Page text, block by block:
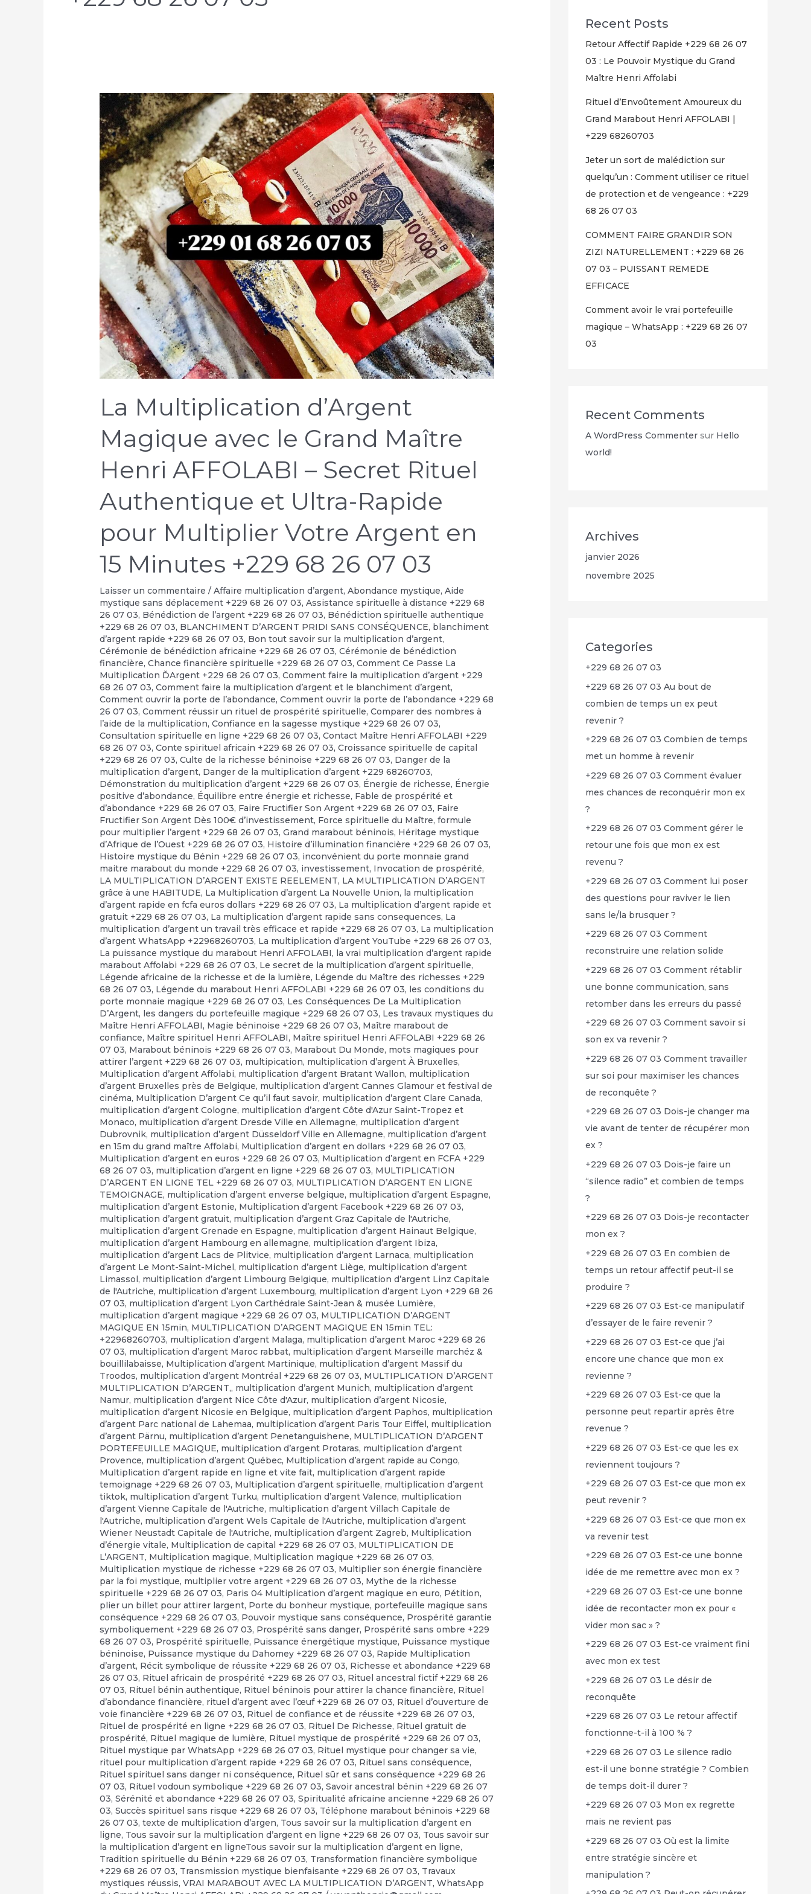
La Multiplication d’Argent
Magique avec le Grand Maître
Henri AFFOLABI – Secret Rituel
Authentique et Ultra-Rapide
pour Multiplier Votre Argent en
15 Minutes +229 68 26 07 03
Laisser un commentaire /Affaire multiplication d’argent,Abondance mystique,Aide
mystique sans déplacement +229 68 26 07 03,Assistance spirituelle à distance +229 68
26 07 03, Bénédiction de l’argent +229 68 26 07 03, Bénédiction spirituelle authentique
+229 68 26 07 03, BLANCHIMENT D’ARGENT PRIDI SANS CONSÉQUENCE, blanchiment
d’argent rapide +229 68 26 07 03, Bon tout savoir sur la multiplication d’argent,
Cérémonie de bénédiction africaine +229 68 26 07 03,Cérémonie de bénédiction
financière,Chance financière spirituelle +229 68 26 07 03,Comment Ce Passe La
Multiplication ĎArgent +229 68 26 07 03,Comment faire la multiplication d’argent +229
68 26 07 03,Comment faire la multiplication d’argent et le blanchiment d’argent,
Comment ouvrir la porte de l’abondance,Comment ouvrir la porte de l’abondance +229 68
26 07 03,Comment réussir un rituel de prospérité spirituelle,Comparer des nombres à
l’aide de la multiplication,Confiance en la sagesse mystique +229 68 26 07 03,
Consultation spirituelle en ligne +229 68 26 07 03,Contact Maître Henri AFFOLABI +229
68 26 07 03,Conte spirituel africain +229 68 26 07 03,Croissance spirituelle de capital
+229 68 26 07 03,Culte de la richesse béninoise +229 68 26 07 03, Danger de la
multiplication d’argent, Danger de la multiplication d’argent +229 68260703,
Démonstration du multiplication d’argent +229 68 26 07 03, Énergie de richesse, Énergie
positive d’abondance, Équilibre entre énergie et richesse, Fable de prospérité et
d’abondance +229 68 26 07 03, Faire Fructifier Son Argent +229 68 26 07 03, Faire
Fructifier Son Argent Dès 100€ d’investissement, Force spirituelle du Maître,formule
pour multiplier l’argent +229 68 26 07 03,Grand marabout béninois, Héritage mystique
d’Afrique de l’Ouest +229 68 26 07 03, Histoire d’illumination financière +229 68 26 07 03,
Histoire mystique du Bénin +229 68 26 07 03, inconvénient du porte monnaie grand
maitre marabout du monde +229 68 26 07 03, investissement, Invocation de prospérité,
LA MULTIPLICATION D’ARGENT EXISTE REELEMENT, LA MULTIPLICATION D’ARGENT
grâce à une HABITUDE, La Multiplication d’argent La Nouvelle Union, la multiplication
d’argent rapide en fcfa euros dollars +229 68 26 07 03, La multiplication d’argent rapide et
gratuit +229 68 26 07 03, La multiplication d’argent rapide sans consequences, La
multiplication d’argent un travail très efficace et rapide +229 68 26 07 03, La multiplication
d’argent WhatsApp +22968260703, La multiplication d’argent YouTube +229 68 26 07 03,
La puissance mystique du marabout Henri AFFOLABI, la vrai multiplication d’argent rapide
marabout Affolabi +229 68 26 07 03, Le secret de la multiplication d’argent spirituelle,
Légende africaine de la richesse et de la lumière, Légende du Maître des richesses +229
68 26 07 03, Légende du marabout Henri AFFOLABI +229 68 26 07 03, les conditions du
porte monnaie magique +229 68 26 07 03, Les Conséquences De La Multiplication
D’Argent, les dangers du portefeuille magique +229 68 26 07 03, Les travaux mystiques du
Maître Henri AFFOLABI, Magie béninoise +229 68 26 07 03, Maître marabout de
confiance, Maître spirituel Henri AFFOLABI, Maître spirituel Henri AFFOLABI +229 68 26
07 03, Marabout béninois +229 68 26 07 03, Marabout Du Monde, mots magiques pour
attirer l’argent +229 68 26 07 03, multipication, multiplication d’argent À Bruxelles,
Multiplication d’argent Affolabi, multiplication d’argent Bratant Wallon, multiplication
d’argent Bruxelles près de Belgique, multiplication d’argent Cannes Glamour et festival de
cinéma, Multiplication D’argent Ce qu’il faut savoir, multiplication d’argent Clare Canada,
multiplication d’argent Cologne, multiplication d’argent Côte d'Azur Saint-Tropez et
Monaco, multiplication d’argent Dresde Ville en Allemagne, multiplication d’argent
Dubrovnik, multiplication d’argent Düsseldorf Ville en Allemagne, multiplication d’argent
en 15m du grand maître Affolabi, Multiplication d’argent en dollars +229 68 26 07 03,
Multiplication d’argent en euros +229 68 26 07 03, Multiplication d’argent en FCFA +229
68 26 07 03, multiplication d’argent en ligne +229 68 26 07 03, MULTIPLICATION
D’ARGENT EN LIGNE TEL +229 68 26 07 03, MULTIPLICATION D’ARGENT EN LIGNE
TEMOIGNAGE, multiplication d’argent enverse belgique, multiplication d’argent Espagne,
multiplication d’argent Estonie, Multiplication d’argent Facebook +229 68 26 07 03,
multiplication d’argent gratuit, multiplication d’argent Graz Capitale de l'Autriche,
multiplication d’argent Grenade en Espagne, multiplication d’argent Hainaut Belgique,
multiplication d’argent Hambourg en allemagne, multiplication d’argent Ibiza,
multiplication d’argent Lacs de Plitvice, multiplication d’argent Larnaca, multiplication
d’argent Le Mont-Saint-Michel, multiplication d’argent Liège, multiplication d’argent
Limassol, multiplication d’argent Limbourg Belgique, multiplication d’argent Linz Capitale
de l'Autriche, multiplication d’argent Luxembourg, multiplication d’argent Lyon +229 68 26
07 03, multiplication d’argent Lyon Carthédrale Saint-Jean & musée Lumière,
multiplication d’argent magique +229 68 26 07 03, MULTIPLICATION D’ARGENT
MAGIQUE EN 15min, MULTIPLICATION D’ARGENT MAGIQUE EN 15min TEL:
+22968260703, multiplication d’argent Malaga, multiplication d’argent Maroc +229 68 26
07 03, multiplication d’argent Maroc rabbat, multiplication d’argent Marseille marchéz &
bouillilabaisse, Multiplication d’argent Martinique, multiplication d’argent Massif du
Troodos, multiplication d’argent Montréal +229 68 26 07 03, MULTIPLICATION D’ARGENT
MULTIPLICATION D’ARGENT,, multiplication d’argent Munich, multiplication d’argent
Namur, multiplication d’argent Nice Côte d'Azur, multiplication d’argent Nicosie,
multiplication d’argent Nicosie en Belgique, multiplication d’argent Paphos, multiplication
d’argent Parc national de Lahemaa, multiplication d’argent Paris Tour Eiffel, multiplication
d’argent Pärnu, multiplication d’argent Penetanguishene, MULTIPLICATION D’ARGENT
PORTEFEUILLE MAGIQUE, multiplication d’argent Protaras, multiplication d’argent
Provence, multiplication d’argent Québec, Multiplication d’argent rapide au Congo,
Multiplication d’argent rapide en ligne et vite fait, multiplication d’argent rapide
temoignage +229 68 26 07 03, Multiplication d’argent spirituelle, multiplication d’argent
tiktok, multiplication d’argent Turku, multiplication d’argent Valence, multiplication
d’argent Vienne Capitale de l'Autriche, multiplication d’argent Villach Capitale de
l'Autriche, multiplication d’argent Wels Capitale de l'Autriche, multiplication d’argent
Wiener Neustadt Capitale de l'Autriche, multiplication d’argent Zagreb, Multiplication
d’énergie vitale, Multiplication de capital +229 68 26 07 03, MULTIPLICATION DE
L’ARGENT, Multiplication magique, Multiplication magique +229 68 26 07 03,
Multiplication mystique de richesse +229 68 26 07 03, Multiplier son énergie financière
par la foi mystique, multiplier votre argent +229 68 26 07 03, Mythe de la richesse
spirituelle +229 68 26 07 03, Paris 04 Multiplication d’argent magique en euro, Pétition,
plier un billet pour attirer largent, Porte du bonheur mystique, portefeuille magique sans
conséquence +229 68 26 07 03, Pouvoir mystique sans conséquence, Prospérité garantie
symboliquement +229 68 26 07 03, Prospérité sans danger, Prospérité sans ombre +229
68 26 07 03, Prospérité spirituelle, Puissance énergétique mystique, Puissance mystique
béninoise, Puissance mystique du Dahomey +229 68 26 07 03, Rapide Multiplication
d’argent, Récit symbolique de réussite +229 68 26 07 03, Richesse et abondance +229 68
26 07 03, Rituel africain de prospérité +229 68 26 07 03, Rituel ancestral fictif +229 68 26
07 03, Rituel bénin authentique, Rituel béninois pour attirer la chance financière, Rituel
d’abondance financière, rituel d’argent avec l’œuf +229 68 26 07 03, Rituel d’ouverture de
voie financière +229 68 26 07 03, Rituel de confiance et de réussite +229 68 26 07 03,
Rituel de prospérité en ligne +229 68 26 07 03, Rituel De Richesse, Rituel gratuit de
prospérité, Rituel magique de lumière, Rituel mystique de prospérité +229 68 26 07 03,
Rituel mystique par WhatsApp +229 68 26 07 03, Rituel mystique pour changer sa vie,
rituel pour multiplication d’argent rapide +229 68 26 07 03, Rituel sans conséquence,
Rituel spirituel sans danger ni conséquence, Rituel sûr et sans conséquence +229 68 26
07 03, Rituel vodoun symbolique +229 68 26 07 03,Savoir ancestral bénin +229 68 26 07
03,Sérénité et abondance +229 68 26 07 03,Spiritualité africaine ancienne +229 68 26 07
03,Succès spirituel sans risque +229 68 26 07 03, Téléphone marabout béninois +229 68
26 07 03,texte de multiplication d’argen, Tous savoir sur la multiplication d’argent en
ligne, Tous savoir sur la multiplication d’argent en ligne +229 68 26 07 03, Tous savoir sur
la multiplication d’argent en ligneTous savoir sur la multiplication d’argent en ligne,
Tradition spirituelle du Bénin +229 68 26 07 03, Transformation financière symbolique
+229 68 26 07 03, Transmission mystique bienfaisante +229 68 26 07 03, Travaux
mystiques réussis,VRAI MARABOUT AVEC LA MULTIPLICATION D’ARGENT,WhatsApp
Recent Posts
Retour Affectif Rapide +229 68 26 07
03 : Le Pouvoir Mystique du Grand
Maître Henri Affolabi
Rituel d’Envoûtement Amoureux du
Grand Marabout Henri AFFOLABI |
+229 68260703
Jeter un sort de malédiction sur
quelqu’un : Comment utiliser ce rituel
de protection et de vengeance : +229
68 26 07 03
COMMENT FAIRE GRANDIR SON
ZIZI NATURELLEMENT : +229 68 26
07 03 – PUISSANT REMEDE
EFFICACE
Comment avoir le vrai portefeuille
magique – WhatsApp : +229 68 26 07
03
Recent Comments
A WordPress Commenter sur Hello
world!
Archives
janvier 2026
novembre 2025
Categories
+229 68 26 07 03
+229 68 26 07 03 Au bout de
combien de temps un ex peut
revenir ?
+229 68 26 07 03 Combien de temps
met un homme à revenir
+229 68 26 07 03 Comment évaluer
mes chances de reconquérir mon ex
?
+229 68 26 07 03 Comment gérer le
retour une fois que mon ex est
revenu ?
+229 68 26 07 03 Comment lui poser
des questions pour raviver le lien
sans le/la brusquer ?
+229 68 26 07 03 Comment
reconstruire une relation solide
+229 68 26 07 03 Comment rétablir
une bonne communication, sans
retomber dans les erreurs du passé
+229 68 26 07 03 Comment savoir si
son ex va revenir ?
+229 68 26 07 03 Comment travailler
sur soi pour maximiser les chances
de reconquête ?
+229 68 26 07 03 Dois-je changer ma
vie avant de tenter de récupérer mon
ex ?
+229 68 26 07 03 Dois-je faire un
“silence radio” et combien de temps
?
+229 68 26 07 03 Dois-je recontacter
mon ex ?
+229 68 26 07 03 En combien de
temps un retour affectif peut-il se
produire ?
+229 68 26 07 03 Est-ce manipulatif
d’essayer de le faire revenir ?
+229 68 26 07 03 Est-ce que j’ai
encore une chance que mon ex
revienne ?
+229 68 26 07 03 Est-ce que la
personne peut repartir après être
revenue ?
+229 68 26 07 03 Est-ce que les ex
reviennent toujours ?
+229 68 26 07 03 Est-ce que mon ex
peut revenir ?
+229 68 26 07 03 Est-ce que mon ex
va revenir test
+229 68 26 07 03 Est-ce une bonne
idée de me remettre avec mon ex ?
+229 68 26 07 03 Est-ce une bonne
idée de recontacter mon ex pour «
vider mon sac » ?
+229 68 26 07 03 Est-ce vraiment fini
avec mon ex test
+229 68 26 07 03 Le désir de
reconquête
+229 68 26 07 03 Le retour affectif
fonctionne-t-il à 100 % ?
+229 68 26 07 03 Le silence radio
est-il une bonne stratégie ? Combien
de temps doit-il durer ?
+229 68 26 07 03 Mon ex regrette
mais ne revient pas
+229 68 26 07 03 Où est la limite
entre stratégie sincère et
manipulation ?